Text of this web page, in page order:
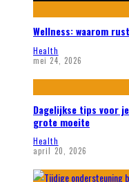
Wellness: waarom
Health
mei 24, 2026
Dagelijkse tips voor
grote moeite
Health
april 20, 2026